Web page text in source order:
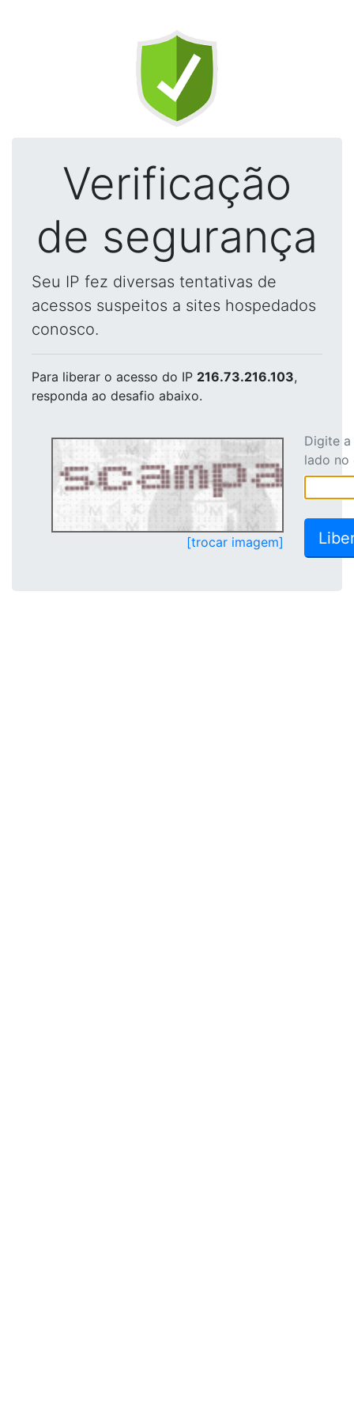
Verificação
de segurança
Seu IP fez diversas tentativas de
acessos suspeitos a sites hospedados
conosco.
Para liberar o acesso do IP 216.73.216.103,
responda ao desafio abaixo.
[trocar imagem]
Digite
lado no